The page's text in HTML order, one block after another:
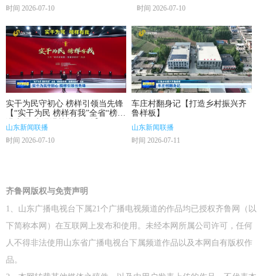
时间 2026-07-10
时间 2026-07-10
实干为民守初心 榜样引领当先锋
【“实干为民 榜样有我”全省“榜样
讲党课·党课讲榜样”活动】
山东新闻联播
时间 2026-07-10
车庄村翻身记【打造乡村振兴齐
鲁样板】
山东新闻联播
时间 2026-07-11
齐鲁网版权与免责声明
1、山东广播电视台下属21个广播电视频道的作品均已授权齐鲁网（以
下简称本网）在互联网上发布和使用。未经本网所属公司许可，任何
人不得非法使用山东省广播电视台下属频道作品以及本网自有版权作
品。